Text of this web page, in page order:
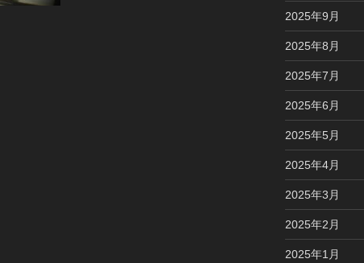
2025年9月
2025年8月
2025年7月
2025年6月
2025年5月
2025年4月
2025年3月
2025年2月
2025年1月